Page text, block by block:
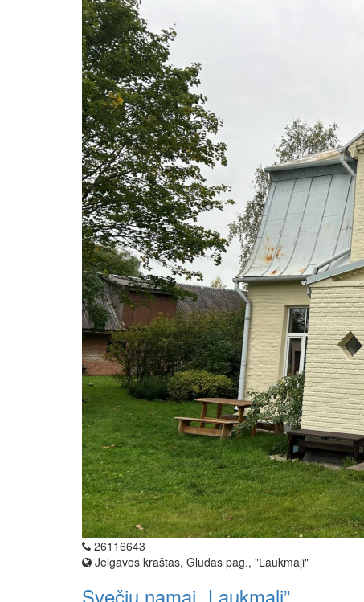
26116643
Jelgavos kraštas, Glūdas pag., "Laukmaļi"
Svečių namai „Laukmaļi”